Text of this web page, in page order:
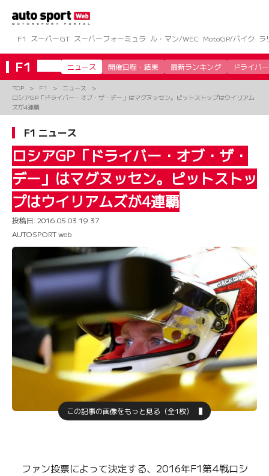
ツ
へ
ス
キ
F1 スーパーGT スーパーフォーミュラ ル・マン/WEC MotoGP/バイク ラ
F1 ニュース 開催日程・結果 最新ランキング ドライバー
TOP F1
ニュース
ロシアGP「ドライバー・オブ・ザ・デー」はマグヌッセン。ピットストップはウイリアム
ズが4連覇
F1 ニュース
ロシアGP「ドライバー・オブ・ザ・
デー」はマグヌッセン。ピットストッ
プはウイリアムズが4連覇
投稿日: 2016.05.03 19:37
AUTOSPORT web
この記事の画像をもっと見る（全1枚）
ファン投票によって決定する、2016年F1第4戦ロシ